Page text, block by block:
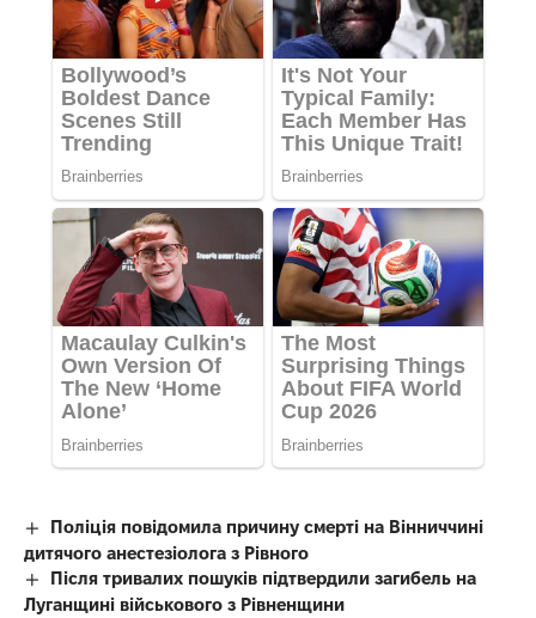
Поліція повідомила причину смерті на Вінниччині
дитячого анестезіолога з Рівного
Після тривалих пошуків підтвердили загибель на
Луганщині військового з Рівненщини